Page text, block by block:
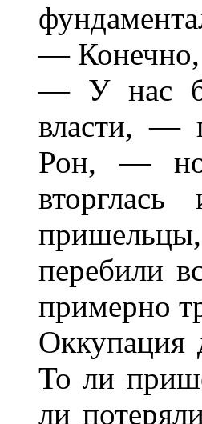
— Конечно,
— У нас
власти, —
Рон, — но
перебили
примерно
Оккупация
То ли
ли